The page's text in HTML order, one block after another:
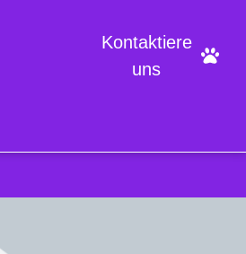
Kontaktiere
uns